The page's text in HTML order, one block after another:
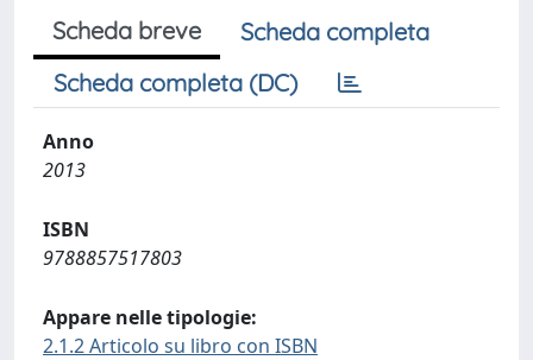
Scheda breve
Scheda completa
Scheda completa (DC)
Anno
2013
ISBN
9788857517803
Appare nelle tipologie:
2.1.2 Articolo su libro con ISBN